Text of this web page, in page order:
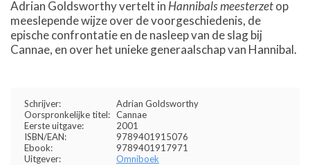
Adrian Goldsworthy vertelt in Hannibals meesterzetop
meeslepende wijze over de voorgeschiedenis, de
epische confrontatie en de nasleep van de slag bij
Cannae, en over het unieke generaalschap van Hannibal.
Schrijver:
Adrian Goldsworthy
Oorspronkelijke titel: Cannae
Eerste uitgave:
2001
ISBN/EAN:
9789401915076
Ebook:
9789401917971
Uitgever:
Omniboek